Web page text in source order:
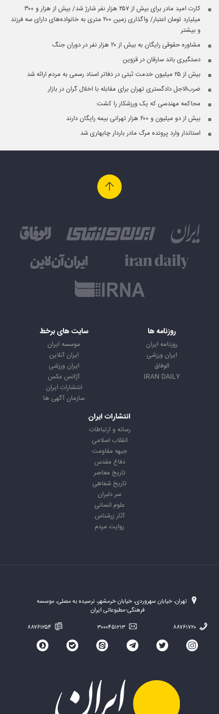
کارت امید مادر برای بیش از ۲۵۷ هزار نفر شارژ شد/ بیش از هزار و ۳۰۰
میلیارد تومان اعتبار/ واگذاری زمین ۲۰۰ متری به خانواده‌های دارای سه فرزند
و بیشتر
مشاوره حقوقی رایگان به بیش از ۲۰ هزار نفر در دوران جنگ
دستگیری باند سارقان در قزوین
بیش از ۲۵ میلیون خدمت ثبتی در دفاتر اسناد رسمی به مردم ارائه شد
ضرب‌الاجل دادگستری تهران برای مقابله با اخلال گران در بازار
محاکمه مهندسی که یک ورزشکار را کشت
بیش از دو میلیون و ۲۰۰ هزار تهرانی بیمه رایگان دارند
استاندار وارد پرونده مرگ مادر باردار چابهاری شد
روزنامه ها
روزنامه ایران
ایران ورزشی
الوفاق
IRAN DAILY
سایت های برخط
موسسه ایران
ایران آنلاین
ایران ورزشی
آژانس عکس
انتشارات ایران
سازمان آگهی ها
انتشارات ایران
رسانه و ارتباطات
انقلاب اسلامی
جبهه مقاومت
دفاع مقدس
تاریخ معاصر
تاریخ شفاهی
سر دلبران
علوم انسانی
آثار زرشناس
روایت مردم
تهران، خیابان سهروردی، خیابان خرمشهر، نرسیده به مصلی، موسسه
فرهنگی-مطبوعاتی ایران